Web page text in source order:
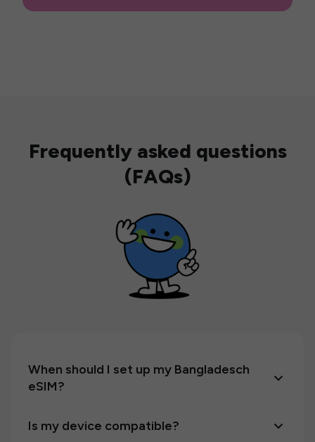
Frequently asked questions
(FAQs)
When should I set up my Bangladesch
eSIM?
Is my device compatible?